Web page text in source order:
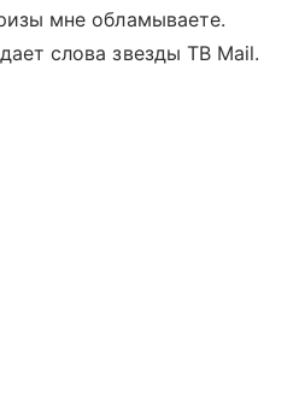
мне обламываете.
слова звезды ТВ Mail.